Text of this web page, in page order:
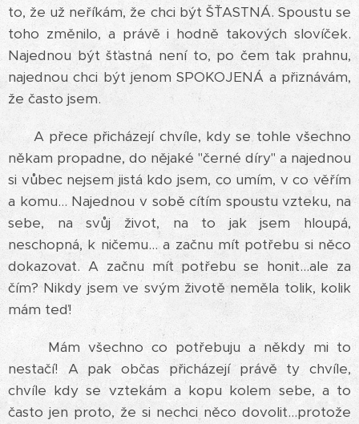
to, že už neříkám, že chci být ŠŤASTNÁ. Spoustu se
toho změnilo, a právě i hodně takových slovíček.
Najednou být šťastná není to, po čem tak prahnu,
najednou chci být jenom SPOKOJENÁ a přiznávám,
že často jsem.
A přece přicházejí chvíle, kdy se tohle všechno
někam propadne, do nějaké "černé díry" a najednou
si vůbec nejsem jistá kdo jsem, co umím, v co věřím
a komu... Najednou v sobě cítím spoustu vzteku, na
sebe, na svůj život, na to jak jsem hloupá,
neschopná, k ničemu... a začnu mít potřebu si něco
dokazovat. A začnu mít potřebu se honit...ale za
čím? Nikdy jsem ve svým životě neměla tolik, kolik
mám teď!
Mám všechno co potřebuju a někdy mi to
nestačí! A pak občas přicházejí právě ty chvíle,
chvíle kdy se vztekám a kopu kolem sebe, a to
často jen proto, že si nechci něco dovolit...protože